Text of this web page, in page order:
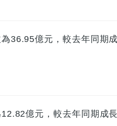
36.95億元，較去年同期
億元，較去年同期成